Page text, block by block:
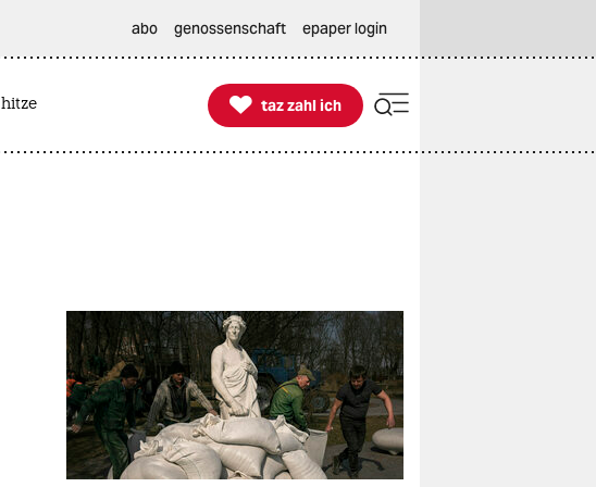
abo genossenschaft epaper login
hitze 
taz zahl ich
taz zahl ich